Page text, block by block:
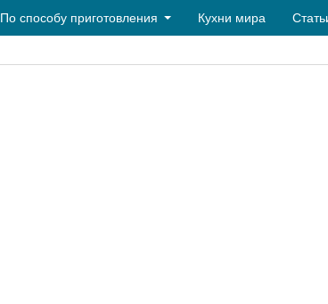
По способу приготовления Кухни мира